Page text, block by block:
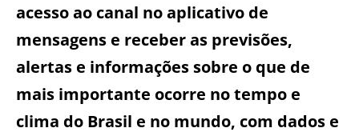
acesso ao canal no aplicativo de
mensagens e receber as previsões,
alertas e informações sobre o que de
mais importante ocorre no tempo e
clima do Brasil e no mundo, com dados e